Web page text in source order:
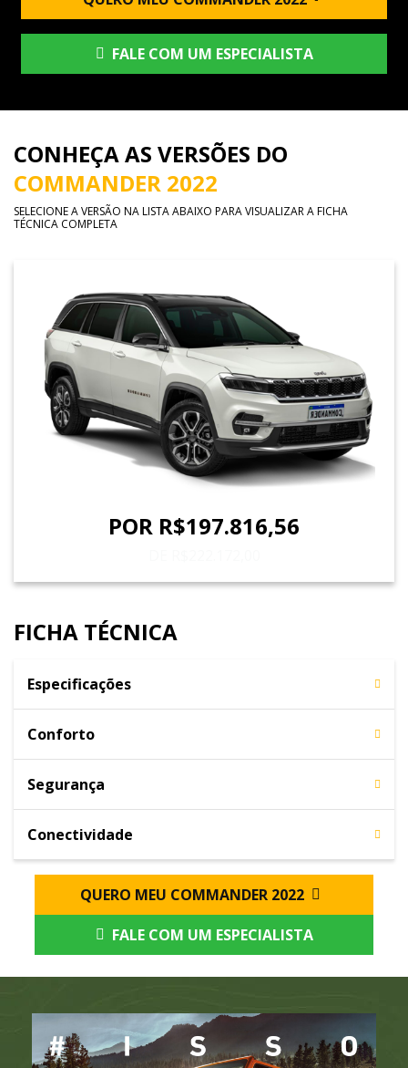
FALE COM UM ESPECIALISTA
CONHEÇA AS VERSÕES DO
COMMANDER 2022
SELECIONE A VERSÃO NA LISTA ABAIXO PARA VISUALIZAR A FICHA
TÉCNICA COMPLETA
POR R$197.816,56
FICHA TÉCNICA
Especificações
Conforto
Segurança
Conectividade
QUERO MEU COMMANDER 2022
FALE COM UM ESPECIALISTA